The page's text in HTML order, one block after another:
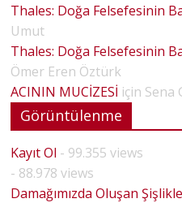
Thales: Doğa Felsefesinin
Umut
Thales: Doğa Felsefesinin
Ömer Eren Öztürk
ACININ MUCİZESİ için Sena
Görüntülenme
Kayıt Ol - 99.355 views
- 88.978 views
Damağımızda Oluşan